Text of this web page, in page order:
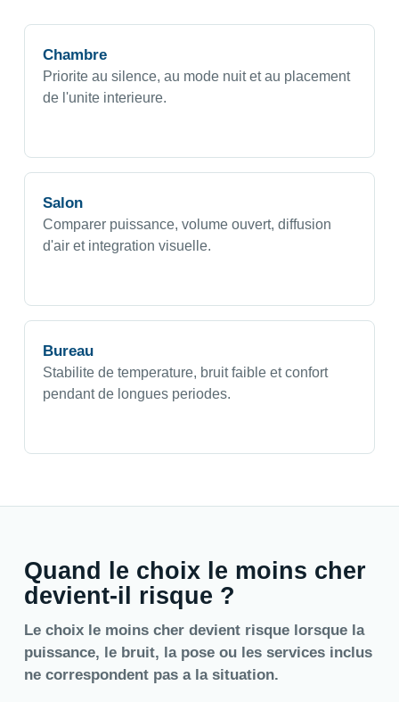
Chambre
Priorite au silence, au mode nuit et au placement
de l'unite interieure.
Salon
Comparer puissance, volume ouvert, diffusion
d'air et integration visuelle.
Bureau
Stabilite de temperature, bruit faible et confort
pendant de longues periodes.
Quand le choix le moins cher
devient-il risque ?
Le choix le moins cher devient risque lorsque la
puissance, le bruit, la pose ou les services inclus
ne correspondent pas a la situation.